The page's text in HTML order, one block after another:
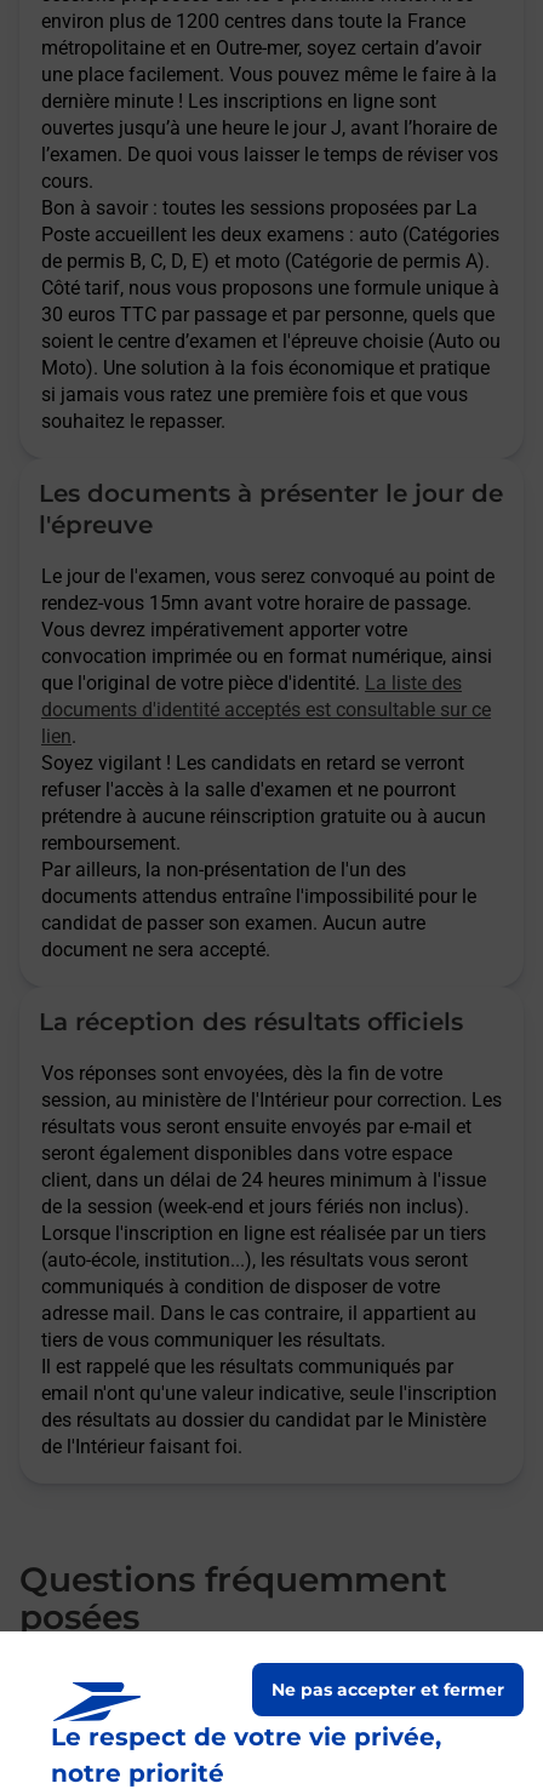
Le respect de votre vie privée,
notre priorité
Ne pas accepter et fermer
environ plus de 1200 centres dans toute la France
métropolitaine et en Outre-mer, soyez certain d’avoir
une place facilement. Vous pouvez même le faire à la
dernière minute ! Les inscriptions en ligne sont
ouvertes jusqu’à une heure le jour J, avant l’horaire de
l’examen. De quoi vous laisser le temps de réviser vos
cours.
Bon à savoir : toutes les sessions proposées par La
Poste accueillent les deux examens : auto (Catégories
de permis B, C, D, E) et moto (Catégorie de permis A).
Côté tarif, nous vous proposons une formule unique à
30 euros TTC par passage et par personne, quels que
soient le centre d’examen et l'épreuve choisie (Auto ou
Moto). Une solution à la fois économique et pratique
si jamais vous ratez une première fois et que vous
souhaitez le repasser.
Les documents à présenter le jour de
l'épreuve
Le jour de l'examen, vous serez convoqué au point de
rendez-vous 15mn avant votre horaire de passage.
Vous devrez impérativement apporter votre
convocation imprimée ou en format numérique, ainsi
que l'original de votre pièce d'identité. La liste des
documents d'identité acceptés est consultable sur ce
lien.
Soyez vigilant ! Les candidats en retard se verront
refuser l'accès à la salle d'examen et ne pourront
prétendre à aucune réinscription gratuite ou à aucun
remboursement.
Par ailleurs, la non-présentation de l'un des
documents attendus entraîne l'impossibilité pour le
candidat de passer son examen. Aucun autre
document ne sera accepté.
La réception des résultats officiels
Vos réponses sont envoyées, dès la fin de votre
session, au ministère de l'Intérieur pour correction. Les
résultats vous seront ensuite envoyés par e-mail et
seront également disponibles dans votre espace
client, dans un délai de 24 heures minimum à l'issue
de la session (week-end et jours fériés non inclus).
Lorsque l'inscription en ligne est réalisée par un tiers
(auto-école, institution...), les résultats vous seront
communiqués à condition de disposer de votre
adresse mail. Dans le cas contraire, il appartient au
tiers de vous communiquer les résultats.
Il est rappelé que les résultats communiqués par
email n'ont qu'une valeur indicative, seule l'inscription
des résultats au dossier du candidat par le Ministère
de l'Intérieur faisant foi.
Questions fréquemment
posées
Existe-il une différence pour
l’inscription à l’épreuve du code
Auto ou Moto ?